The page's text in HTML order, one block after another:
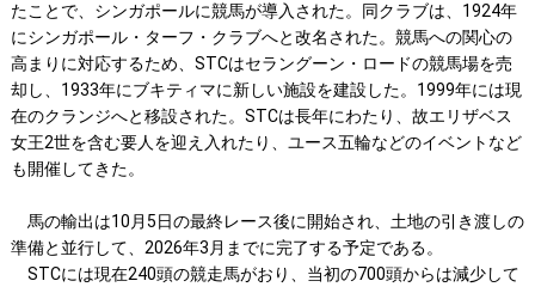
たことで、シンガポールに競馬が導入された。同クラブは、1924年
にシンガポール・ターフ・クラブへと改名された。競馬への関心の
高まりに対応するため、STCはセラングーン・ロードの競馬場を売
却し、1933年にブキティマに新しい施設を建設した。1999年には現
在のクランジへと移設された。STCは長年にわたり、故エリザベス
女王2世を含む要人を迎え入れたり、ユース五輪などのイベントなど
も開催してきた。
馬の輸出は10月5日の最終レース後に開始され、土地の引き渡しの
準備と並行して、2026年3月までに完了する予定である。
STCには現在240頭の競走馬がおり、当初の700頭からは減少して